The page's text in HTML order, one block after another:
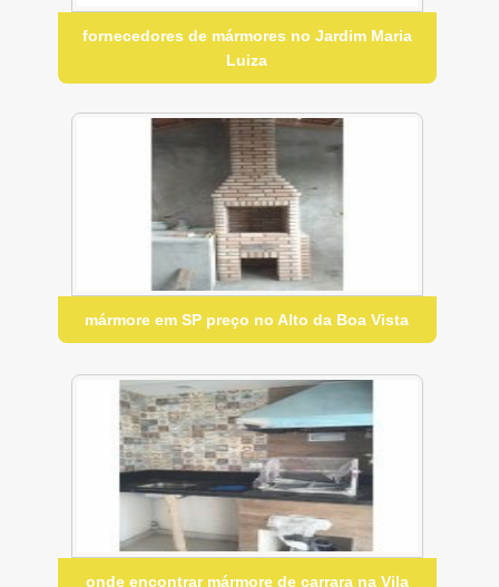
fornecedores de mármores no Jardim Maria
Luiza
mármore em SP preço no Alto da Boa Vista
onde encontrar mármore de carrara na Vila